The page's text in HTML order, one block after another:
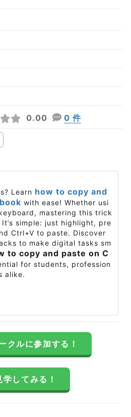
0.00 0 件
Learn how to copy and
with ease! Whether usi
mastering this trick
simple: just highlight, pre
Ctrl+V to paste. Discover
to make digital tasks sm
to copy and paste on C
for students, profession
alike.
クルに参加する！
学してみる！